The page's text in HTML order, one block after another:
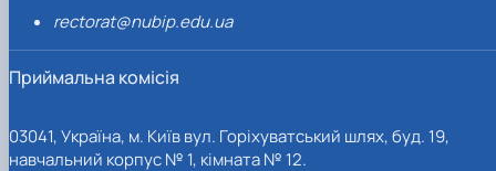
rectorat@nubip.edu.ua
Приймальна комісія
03041, Україна, м. Київ вул. Горіхуватський шлях, буд. 19,
навчальний корпус № 1, кімната № 12.